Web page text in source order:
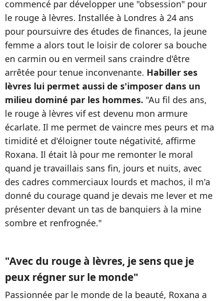
commencé par développer une "obsession" pour
le rouge à lèvres. Installée à Londres à 24 ans
pour poursuivre des études de finances, la jeune
femme a alors tout le loisir de colorer sa bouche
en carmin ou en vermeil sans craindre d'être
arrêtée pour tenue inconvenante. Habiller ses
lèvres lui permet aussi de s'imposer dans un
milieu dominé par les hommes. "Au fil des ans,
le rouge à lèvres vif est devenu mon armure
écarlate. Il me permet de vaincre mes peurs et ma
timidité et d'éloigner toute négativité, affirme
Roxana. Il était là pour me remonter le moral
quand je travaillais sans fin, jours et nuits, avec
des cadres commerciaux lourds et machos, il m'a
donné du courage quand je devais me lever et me
présenter devant un tas de banquiers à la mine
sombre et renfrognée."
"Avec du rouge à lèvres, je sens que je
peux régner sur le monde"
Passionnée par le monde de la beauté, Roxana a